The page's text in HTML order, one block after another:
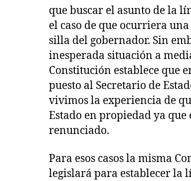
que buscar el asunto de la
el caso de que ocurriera
silla del gobernador. Sin
inesperada situación a
Constitución establece que
puesto al Secretario de
vivimos la experiencia de
Estado en propiedad ya
renunciado.
Para esos casos la misma
legislará para establecer la